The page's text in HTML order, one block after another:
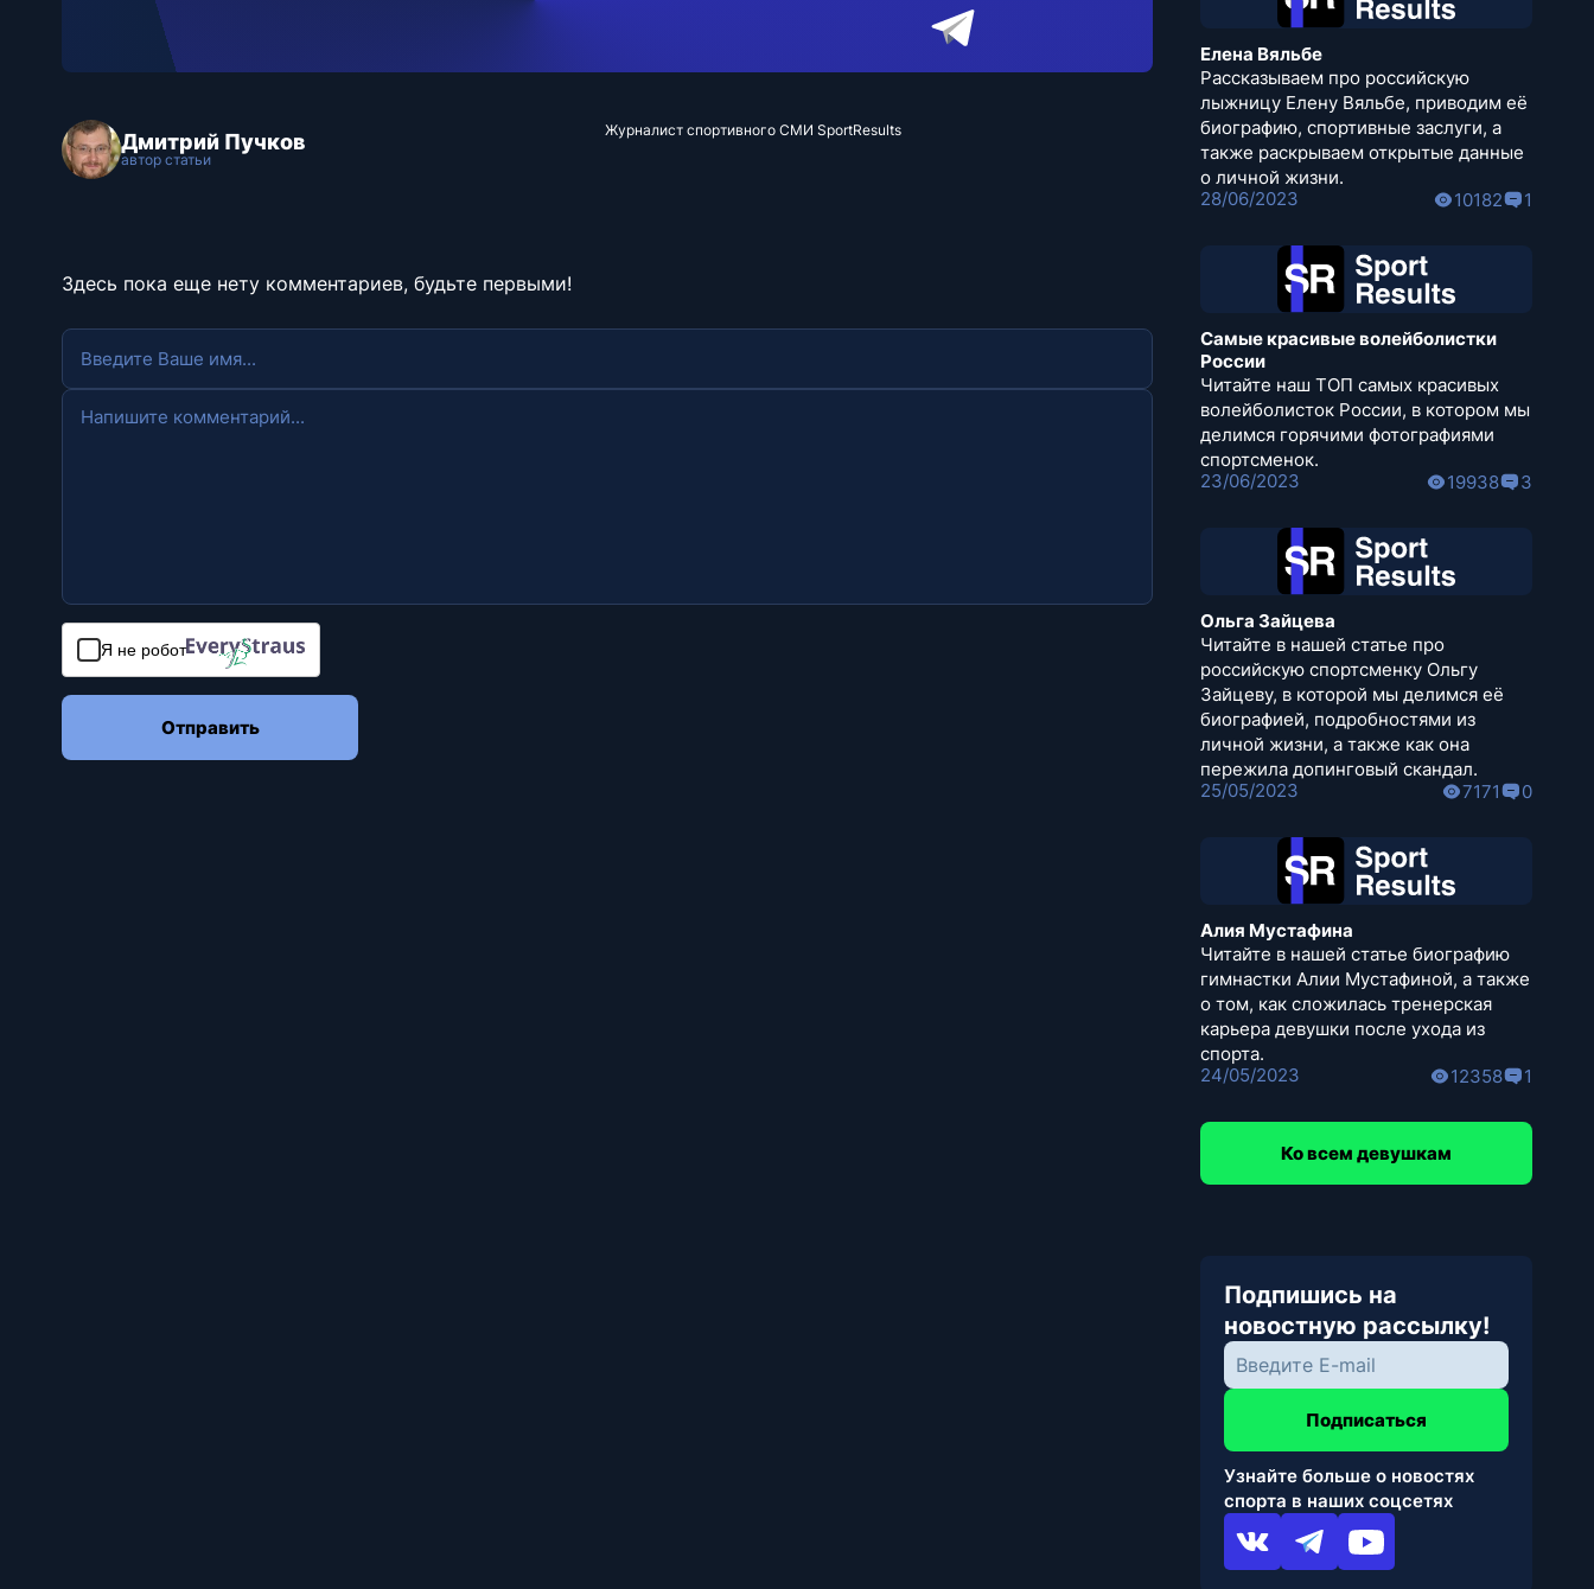
Дмитрий Пучков
автор статьи
Журналист спортивного СМИ SportResults
Здесь пока еще нету комментариев, будьте первыми!
Я не робот
Отправить
Елена Вяльбе
Рассказываем про российскую
лыжницу Елену Вяльбе, приводим её
биографию, спортивные заслуги, а
также раскрываем открытые данные
о личной жизни.
28/06/2023
10182 1
Самые красивые волейболистки
России
Читайте наш ТОП самых красивых
волейболисток России, в котором мы
делимся горячими фотографиями
спортсменок.
23/06/2023
19938 3
Ольга Зайцева
Читайте в нашей статье про
российскую спортсменку Ольгу
Зайцеву, в которой мы делимся её
биографией, подробностями из
личной жизни, а также как она
пережила допинговый скандал.
25/05/2023
7171 0
Алия Мустафина
Читайте в нашей статье биографию
гимнастки Алии Мустафиной, а также
о том, как сложилась тренерская
карьера девушки после ухода из
спорта.
24/05/2023
12358 1
Ко всем девушкам
Подпишись на
новостную рассылку!
Подписаться
Узнайте больше о новостях
спорта в наших соцсетях